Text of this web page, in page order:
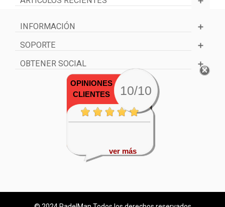
INFORMACIÓN
SOPORTE
OBTENER SOCIAL
OPINIONES
CLIENTES
10/10
ver más